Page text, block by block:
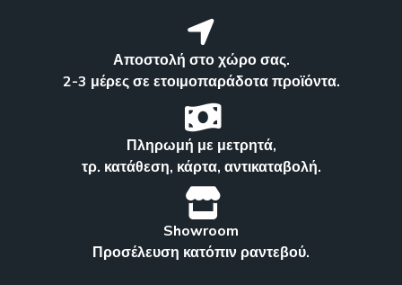
Αποστολή στο χώρο σας.
2-3 μέρες σε ετοιμοπαράδοτα προϊόντα.
Πληρωμή με μετρητά,
τρ. κατάθεση, κάρτα, αντικαταβολή.
Showroom
Προσέλευση κατόπιν ραντεβού.